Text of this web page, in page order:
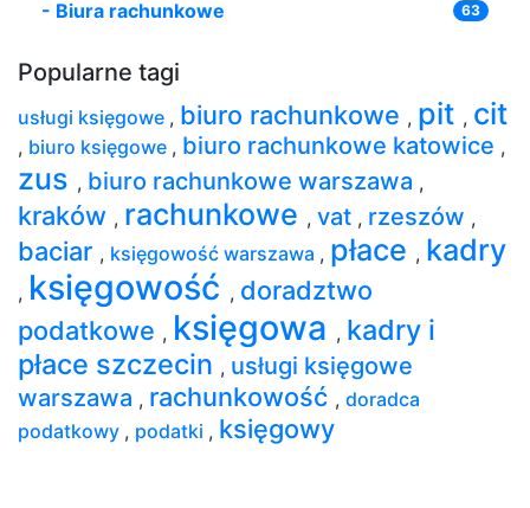
- Biura rachunkowe 63
Popularne tagi
usługi księgowe , biuro rachunkowe , pit , cit
, biuro księgowe , biuro rachunkowe katowice ,
zus , biuro rachunkowe warszawa ,
kraków , rachunkowe , vat , rzeszów ,
baciar , księgowość warszawa , płace , kadry
, księgowość , doradztwo
podatkowe , księgowa , kadry i
płace szczecin , usługi księgowe
warszawa , rachunkowość , doradca
podatkowy , podatki , księgowy